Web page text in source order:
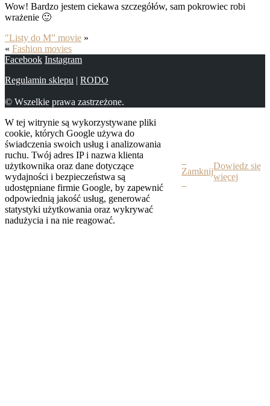
Wow! Bardzo jestem ciekawa szczegółów, sam pokrowiec robi
wrażenie 🙂
"Listy do M” movie »
« Fashion movies
Facebook Instagram
Regulamin sklepu | RODO
© Wszelkie prawa zastrzeżone.
W tej witrynie są wykorzystywane pliki
cookie, których Google używa do
świadczenia swoich usług i analizowania
ruchu. Twój adres IP i nazwa klienta
użytkownika oraz dane dotyczące
wydajności i bezpieczeństwa są
udostępniane firmie Google, by zapewnić
odpowiednią jakość usług, generować
statystyki użytkowania oraz wykrywać
nadużycia i na nie reagować.
Zamknij
Dowiedz się
więcej